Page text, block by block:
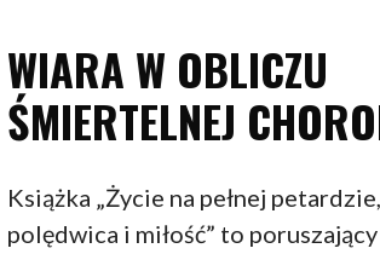
WIARA W OBLICZU
ŚMIERTELNEJ
Książka „Życie na pełnej
polędwica i miłość” to